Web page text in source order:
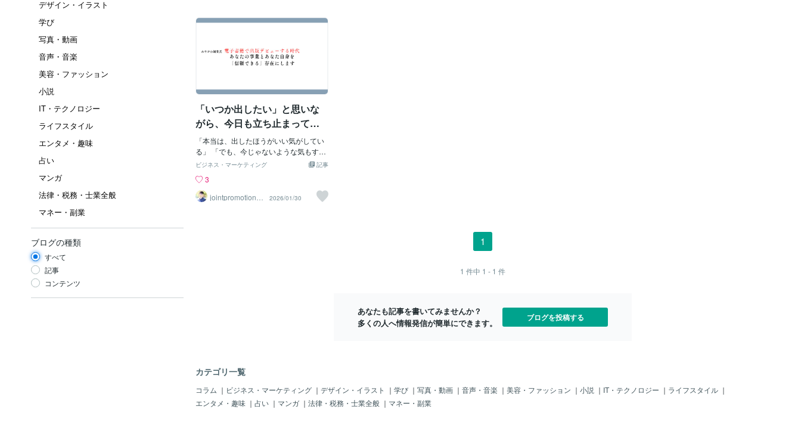
デザイン・イラスト
学び
写真・動画
音声・音楽
美容・ファッション
小説
IT・テクノロジー
ライフスタイル
エンタメ・趣味
占い
マンガ
法律・税務・士業全般
マネー・副業
ブログの種類
すべて
記事
コンテンツ
「いつか出したい」と思いな
がら、今日も立ち止まってい
るあなたへ
「本当は、出したほうがいい気がしてい
る」 「でも、今じゃないような気もす
る」 「もう少し整ってからでもいいので
うした揺れる気持ちをとてもよく感じま
す。 迷っているというより、真剣だから
こそ決めきれない。 そんな方がほとんど
ね？」 とても率直で、正直な問いでし
た。 でも、話を聞いていくうちに、私は
自然と確信しました。 これは、今まさに
必要とされているテーマだと。 出版の決
断は、とても静かだった 「じゃあ、どん
記事
ビジネス・マーケティング
3
jointpromotionto
kyo
2026/01/30
1
1 件中 1 - 1 件
あなたも記事を書いてみませんか？
多くの人へ情報発信が簡単にできます。
ブログを投稿する
カテゴリ一覧
コラム ｜ ビジネス・マーケティング ｜ デザイン・イラスト ｜ 学び ｜ 写真・動画 ｜ 音声・音楽 ｜ 美容・ファッション ｜ 小説 ｜ IT・テクノロジー ｜ ライフスタイル ｜
エンタメ・趣味 ｜ 占い ｜ マンガ ｜ 法律・税務・士業全般 ｜ マネー・副業